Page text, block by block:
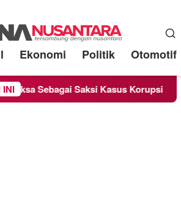
Ekonomi Politik Otomotif
INI Saksi Kasus Korupsi Bibit